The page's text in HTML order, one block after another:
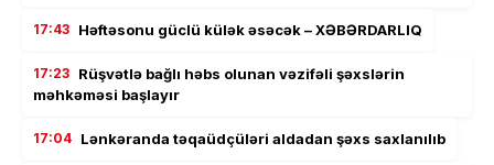
17:43 Həftəsonu güclü külək əsəcək – XƏBƏRDARLIQ
17:23 Rüşvətlə bağlı həbs olunan vəzifəli şəxslərin
məhkəməsi başlayır
17:04 Lənkəranda təqaüdçüləri aldadan şəxs saxlanılıb